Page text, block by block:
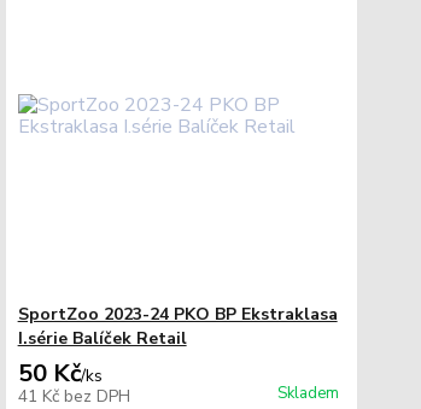
SportZoo 2023-24 PKO BP Ekstraklasa
I.série Balíček Retail
50 Kč/ks
41 Kč bez DPH Skladem